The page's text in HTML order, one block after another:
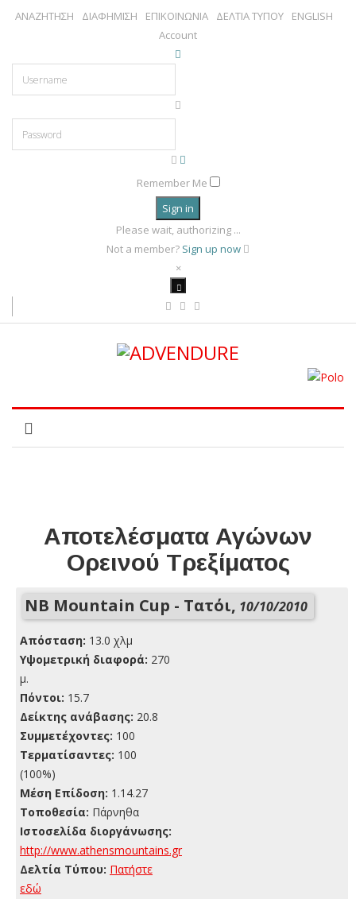
ΑΝΑΖΗΤΗΣΗ ΔΙΑΦΗΜΙΣΗ ΕΠΙΚΟΙΝΩΝΙΑ ΔΕΛΤΙΑ ΤΥΠΟΥ
ENGLISH
Account
Remember Me
Sign in
Please wait, authorizing ...
Not a member? Sign up now
×
Αποτελέσματα Αγώνων
Ορεινού Τρεξίματος
NB Mountain Cup - Τατόι, 10/10/2010
Απόσταση: 13.0 χλμ
Yψομετρική διαφορά: 270
μ.
Πόντοι: 15.7
Δείκτης ανάβασης: 20.8
Συμμετέχοντες: 100
Τερματίσαντες: 100
(100%)
Μέση Επίδοση: 1.14.27
Τοποθεσία: Πάρνηθα
Ιστοσελίδα διοργάνωσης:
http://www.athensmountains.gr
Δελτία Τύπου: Πατήστε
εδώ